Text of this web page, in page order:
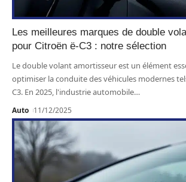
Les meilleures marques de double
pour Citroën ë-C3 : notre sélection
Le double volant amortisseur est un élément
optimiser la conduite des véhicules modernes
C3. En 2025, l'industrie automobile…
Auto 11/12/2025